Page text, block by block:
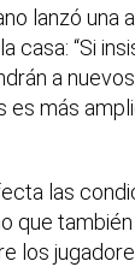
lanzó una
casa: “Si
a
es más
las
que
los